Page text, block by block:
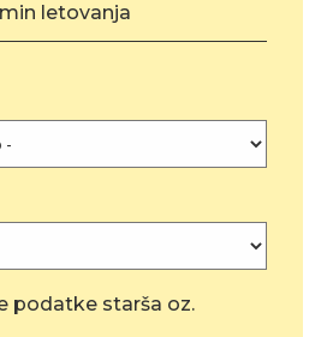
letovanja
podatke starša oz.